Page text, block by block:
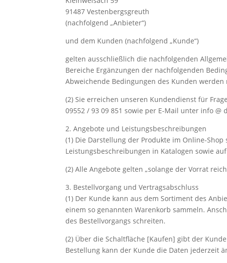
91487 Vestenbergsgreuth
(nachfolgend „Anbieter“)
und dem Kunden (nachfolgend „Kunde“)
gelten ausschließlich die nachfolgenden
Bereiche Ergänzungen der nachfolgenden
Abweichende Bedingungen des Kunden
(2) Sie erreichen unseren Kundendienst für
09552 / 93 09 851 sowie per E-Mail unter info @
2. Angebote und Leistungsbeschreibungen
(1) Die Darstellung der Produkte im Online-
Leistungsbeschreibungen in Katalogen sowie
(2) Alle Angebote gelten „solange der Vorrat
3. Bestellvorgang und Vertragsabschluss
(1) Der Kunde kann aus dem Sortiment des
einem so genannten Warenkorb sammeln.
des Bestellvorgangs schreiten.
(2) Über die Schaltfläche [Kaufen] gibt der
Bestellung kann der Kunde die Daten jederzeit